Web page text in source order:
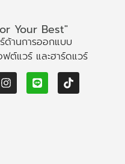
Your Best"
ด้านการออกแบบ
ต์แวร์ และฮาร์ดแวร์